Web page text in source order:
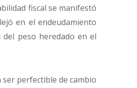
fiscal se manifestó
en el endeudamiento
peso heredado en el
perfectible de cambio